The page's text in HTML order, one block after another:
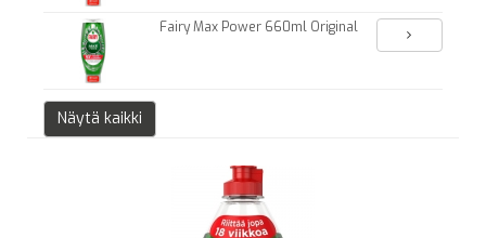
Fairy Max Power 660ml Original
Näytä kaikki